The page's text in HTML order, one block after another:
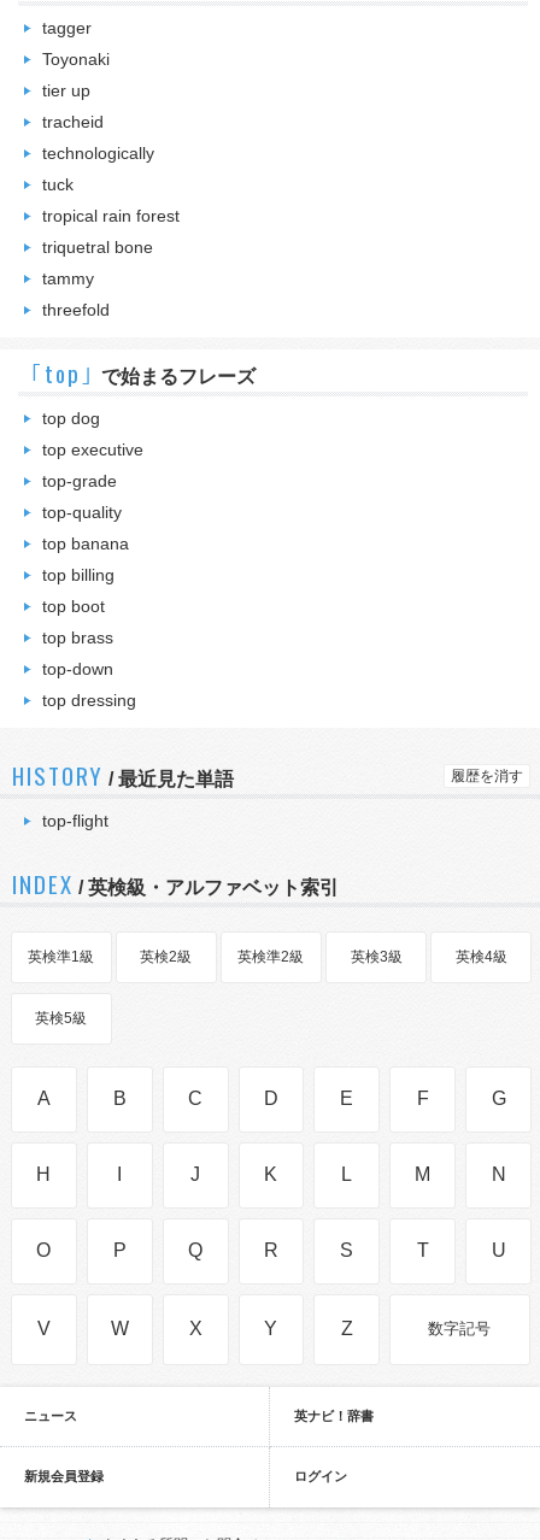
tagger
Toyonaki
tier up
tracheid
technologically
tuck
tropical rain forest
triquetral bone
tammy
threefold
｢top｣ で始まるフレーズ
top dog
top executive
top-grade
top-quality
top banana
top billing
top boot
top brass
top-down
top dressing
HISTORY /最近見た単語 履歴を消す
top-flight
INDEX / 英検級・アルファベット索引
英検準1級 英検2級 英検準2級 英検3級 英検4級
英検5級
A B C D E F G
H J K L M N
O P Q R S T U
V W X Y Z 数字記号
ニュース 英ナビ！辞書
新規会員登録 ログイン